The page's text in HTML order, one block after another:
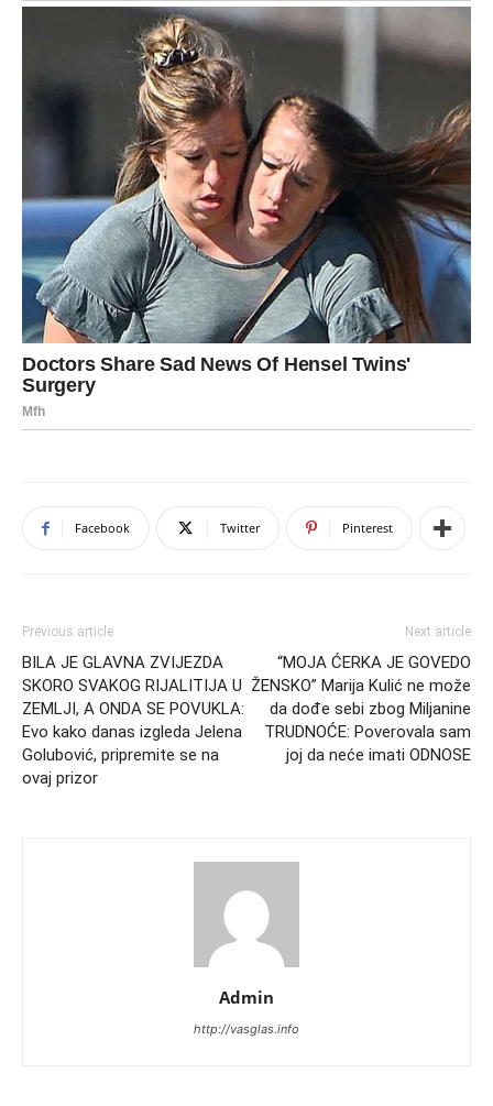
Facebook Twitter Pinterest
Previous article
BILA JE GLAVNA ZVIJEZDA
SKORO SVAKOG RIJALITIJA U
ZEMLJI, A ONDA SE POVUKLA:
Evo kako danas izgleda Jelena
Golubović, pripremite se na
ovaj prizor
Next article
“MOJA ĆERKA JE GOVEDO
ŽENSKO” Marija Kulić ne može
da dođe sebi zbog Miljanine
TRUDNOĆE: Poverovala sam
joj da neće imati ODNOSE
Admin
http://vasglas.info